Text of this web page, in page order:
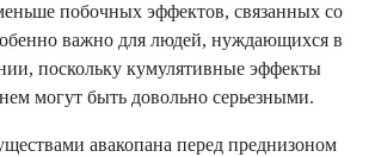
побочных эффектов, связанных со
важно для людей, нуждающихся в
поскольку кумулятивные эффекты
могут быть довольно серьезными.
авакопана перед преднизоном